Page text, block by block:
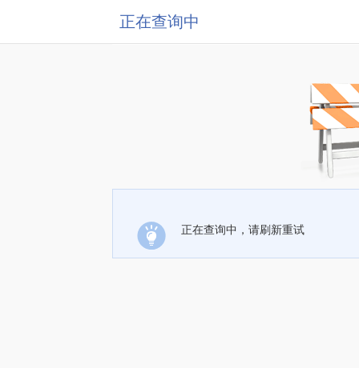
正在查询中
正在查询中，请刷新重试